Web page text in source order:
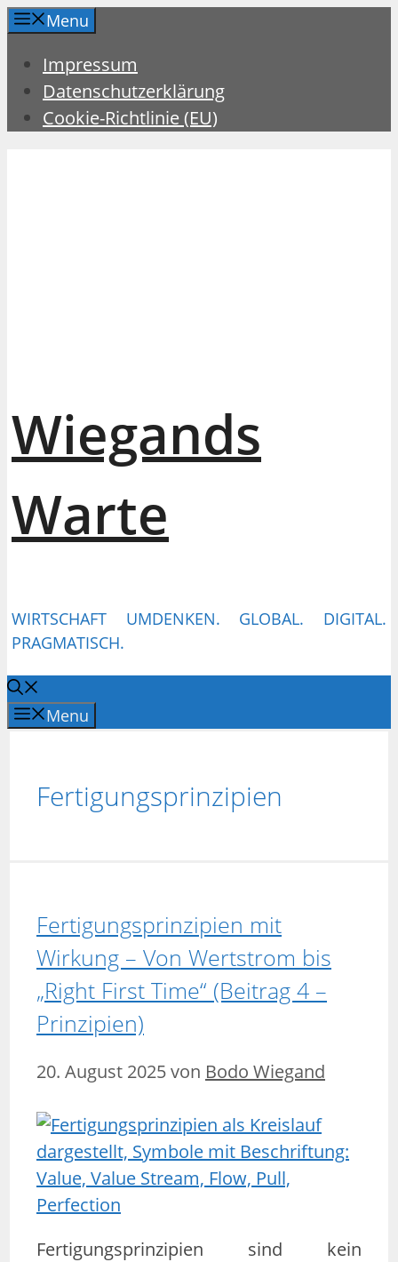
Zum
springen
Menu
Impressum
Datenschutzerklärung
Cookie-Richtlinie (EU)
Wiegands
Warte
WIRTSCHAFT UMDENKEN. GLOBAL. DIGITAL.
PRAGMATISCH.
Menu
Fertigungsprinzipien
Fertigungsprinzipien mit
Wirkung – Von Wertstrom bis
„Right First Time“ (Beitrag 4 –
Prinzipien)
20. August 2025von Bodo Wiegand
Fertigungsprinzipien sind kein